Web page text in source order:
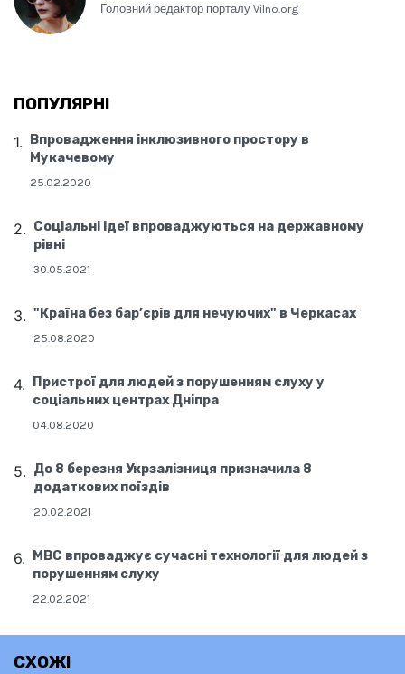
Головний редактор порталу Vilno.org
ПОПУЛЯРНІ
Впровадження інклюзивного простору в
Мукачевому
25.02.2020
Соціальні ідеї впроваджуються на державному
рівні
30.05.2021
"Країна без бар’єрів для нечуючих" в Черкасах
25.08.2020
Пристрої для людей з порушенням слуху у
соціальних центрах Дніпра
04.08.2020
До 8 березня Укрзалізниця призначила 8
додаткових поїздів
20.02.2021
МВС впроваджує сучасні технології для людей з
порушенням слуху
22.02.2021
СХОЖІ